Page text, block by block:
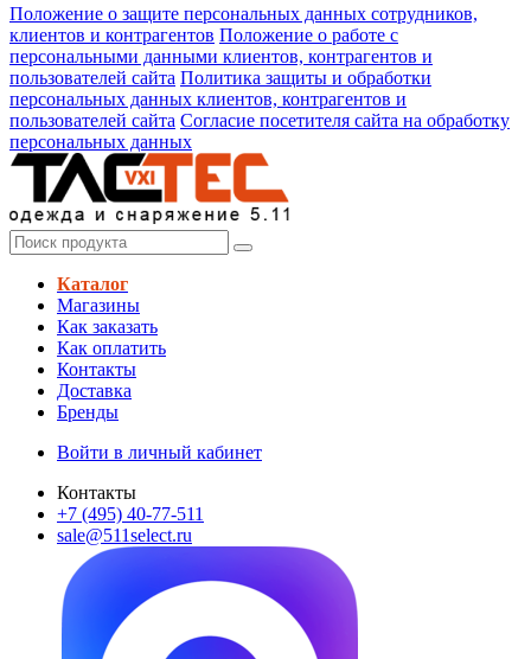
Положение о защите персональных данных сотрудников,
клиентов и контрагентов Положение о работе с
персональными данными клиентов, контрагентов и
пользователей сайта Политика защиты и обработки
персональных данных клиентов, контрагентов и
пользователей сайта Согласие посетителя сайта на обработку
персональных данных
Каталог
Магазины
Как заказать
Как оплатить
Контакты
Доставка
Бренды
Войти в личный кабинет
Контакты
+7 (495) 40-77-511
sale@511select.ru